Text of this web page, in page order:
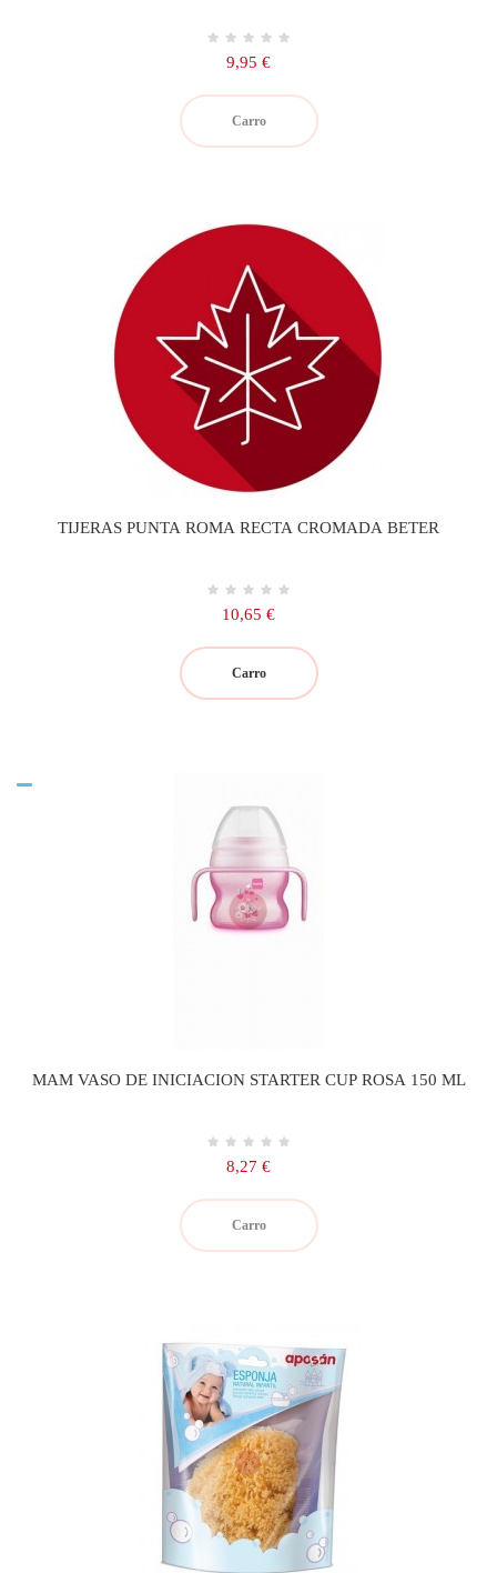
Precio
9,95 €
Carro
TIJERAS PUNTA ROMA RECTA CROMADA BETER
Precio
10,65 €
Carro
MAM VASO DE INICIACION STARTER CUP ROSA 150 ML
Precio
8,27 €
Carro